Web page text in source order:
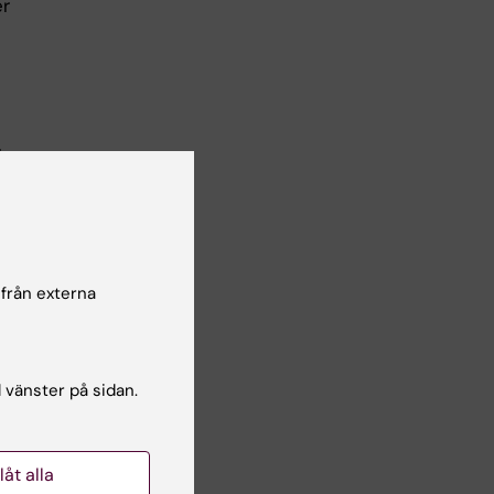
externa
på sidan.
alla